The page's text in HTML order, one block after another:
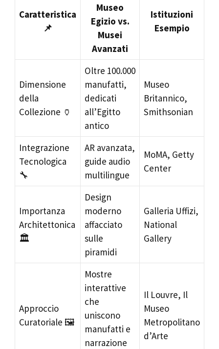
Caratteristica
📌
Museo
Egizio vs.
Musei
Avanzati
Istituzioni
Esempio
Dimensione
della
Collezione 🏺
Oltre 100.000
manufatti,
dedicati
all’Egitto
antico
Museo
Britannico,
Smithsonian
Integrazione
Tecnologica
🔧
AR avanzata,
guide audio
multilingue
MoMA, Getty
Center
Importanza
Architettonica
🏛️
Design
moderno
affacciato
sulle
piramidi
Galleria Uffizi,
National
Gallery
Approccio
Curatoriale 🖼️
Mostre
interattive
che
uniscono
manufatti e
narrazione
Il Louvre, Il
Museo
Metropolitano
d’Arte